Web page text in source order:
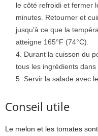
le côté refroidi et fermer
minutes. Retourner et
jusqu’à ce que la
atteigne 165°F (74°C).
Durant la cuisson du
tous les ingrédients dans
Servir la salade avec
Conseil utile
Le melon et les tomates